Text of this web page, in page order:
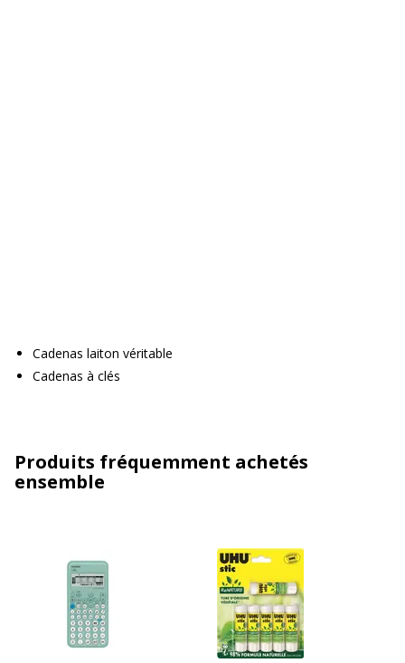
Cadenas laiton véritable
Cadenas à clés
Produits fréquemment achetés
ensemble